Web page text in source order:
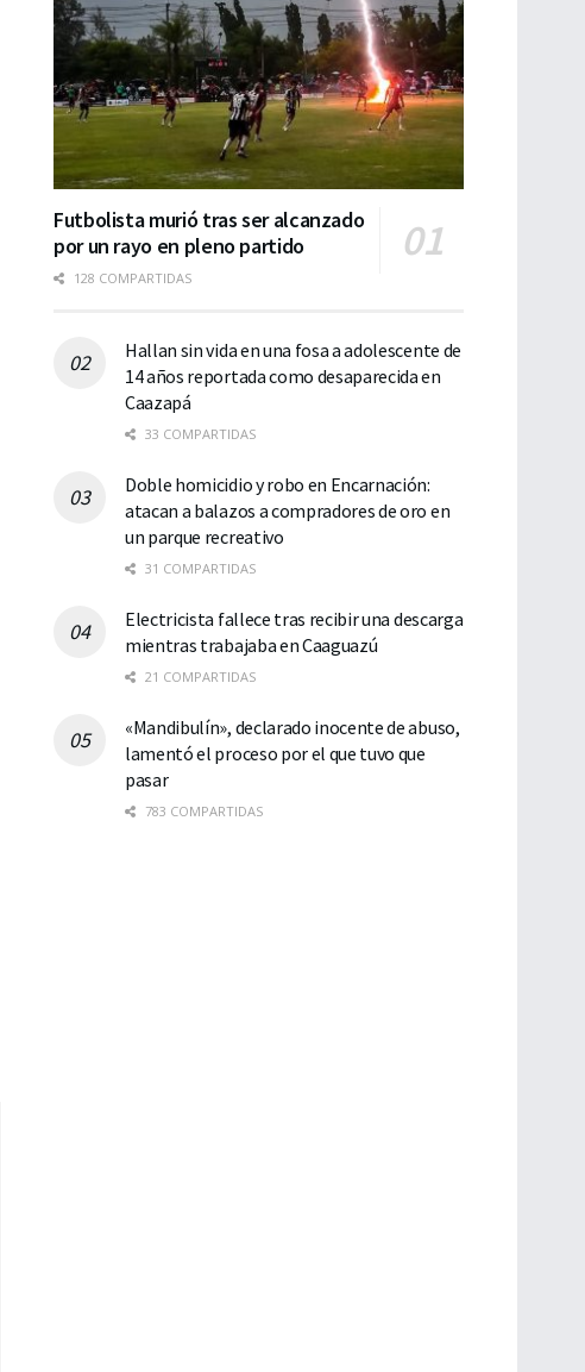
Futbolista murió tras ser alcanzado
por un rayo en pleno partido
128 COMPARTIDAS
Hallan sin vida en una fosa a adolescente de
14 años reportada como desaparecida en
Caazapá
33 COMPARTIDAS
Doble homicidio y robo en Encarnación:
atacan a balazos a compradores de oro en
un parque recreativo
31 COMPARTIDAS
Electricista fallece tras recibir una descarga
mientras trabajaba en Caaguazú
21 COMPARTIDAS
«Mandibulín», declarado inocente de abuso,
lamentó el proceso por el que tuvo que
pasar
783 COMPARTIDAS